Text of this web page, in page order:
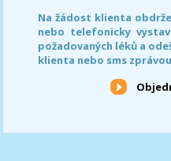
Na žádost klienta
nebo telefonicky
požadovaných léků a
klienta nebo sms